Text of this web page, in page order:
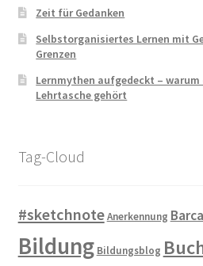
Zeit für Gedanken
Selbstorganisiertes Lernen mit
Grenzen
Lernmythen aufgedeckt – warum
Lehrtasche gehört
Tag-Cloud
#sketchnoteAnerkennung
Bildung Bildungsblog